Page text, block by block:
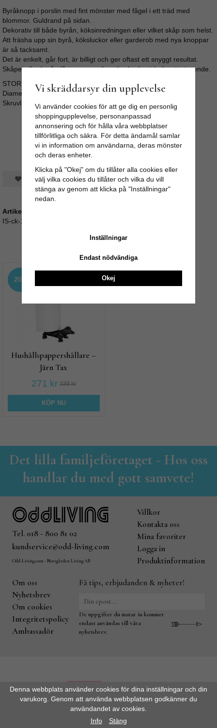
Byråknopp i porslin med fint mönster med fågel i ett träd med
blommor. Guldrand på sidan.
Dekorativ till både byrån, köksinredningen eller vilket skåp som helst.
Att fräsha upp sin byrå, köksluckor eller garderob med nya knoppar
är så tacksamt.
Det är enkelt, går fort, är billigt och ger oftast ett snyggt resultat.
Skåpet eller byrån får en personlig prägel och ett helt nytt utseende.
STORLEK:
Diameter: 3cm / Längd: ca 4cm
Skruvlängd ca 3,5cm (M4)
Spara som favorit
Artikelnummer:
IS-ck-1626
20%
Hushållspappershållare –
Järn Tax
271 kr 339 kr
KÖP NU
Det lilla familjeföretaget - Hos oss
handlar du med gott samvete!
Tel. 018 - 800 81 02
kundservice@odd-living.com
Odd-Living.com - Norrgården Living AB
Villkor
Kontakta oss
Mina favoriter
Logga in
Produktinformation
Om oss
Nyhetsbrev
Om cookies
Integritetspolicy
Ambassadör
Få tips, erbjudanden & nyheter!
De uppgifter du matar in kommer
endast användas till våra
nyhetsbrev.
Drift & produktion:Wikinggruppen
Denna webbplats använder cookies för dina inställningar och din
varukorg. Genom att använda webbplatsen godkänner du
användandet av cookies.
Info
Stäng
Vi skräddarsyr din upplevelse
Vi använder cookies för att ge dig en personlig
shoppingupplevelse, personanpassad
annonsering och för hålla våra webbplatser
tillförlitliga och säkra. För detta ändamål samlar
vi in information om användarna, deras mönster
och deras enheter.
Klicka på "Okej" om du tillåter alla cookies eller
välj vilka cookies du tillåter och vilka du vill
stänga av genom att klicka på "Inställningar"
nedan.
Inställningar
Endast nödvändiga
Okej